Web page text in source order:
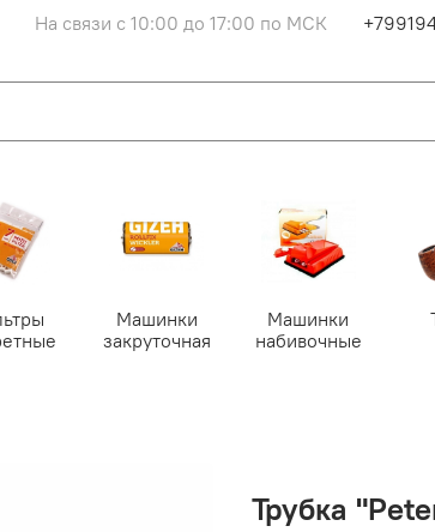
На связи с 10:00 до 17:00 по МСК
Машинки
закруточная
Машинки
набивочные
Трубка